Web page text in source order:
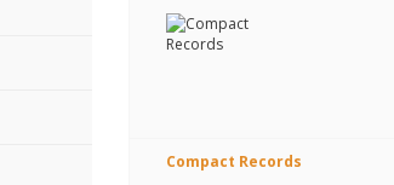
Compact Records